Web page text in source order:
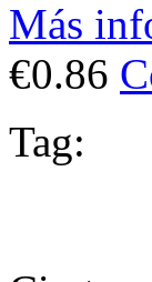
Más
€0.86
Tag: